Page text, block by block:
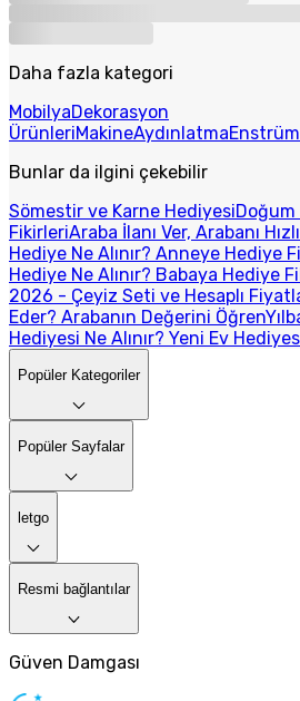
Daha fazla kategori
MobilyaDekorasyon
ÜrünleriMakineAydınlatma
Bunlar da ilgini çekebilir
Sömestir ve Karne Hediyesi
FikirleriAraba İlanı Ver, Arabanı
Hediye Ne Alınır? Anneye Hediye
Hediye Ne Alınır? Babaya Hediye
2026 - Çeyiz Seti ve Hesaplı
Eder? Arabanın Değerini Öğren
Hediyesi Ne Alınır? Yeni Ev
Popüler Kategoriler
Popüler Sayfalar
letgo
Resmi bağlantılar
Güven Damgası